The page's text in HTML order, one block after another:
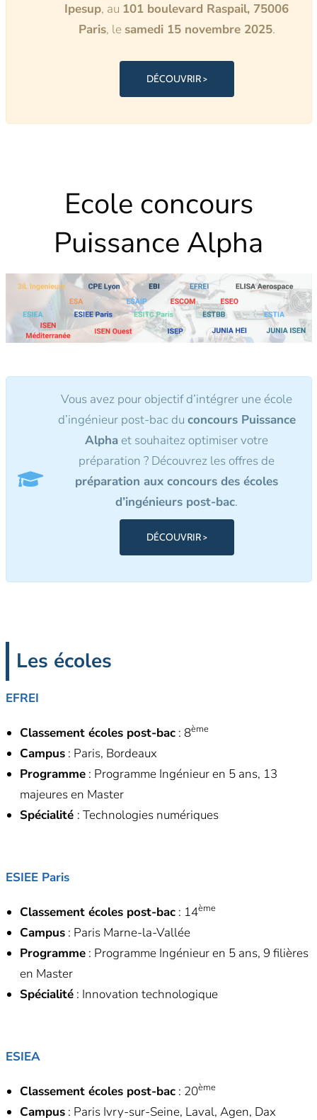
Ipesup, au 101 boulevard Raspail, 75006
Paris, le samedi 15 novembre 2025.
DÉCOUVRIR >
Ecole concours
Puissance Alpha
Vous avez pour objectif d’intégrer une école
d’ingénieur post-bac du concours Puissance
Alpha et souhaitez optimiser votre
préparation ? Découvrez les offres de
préparation aux concours des écoles
d’ingénieurs post-bac.
DÉCOUVRIR >
Les écoles
EFREI
Classement écoles post-bac: 8ème
Campus: Paris, Bordeaux
Programme: Programme Ingénieur en 5 ans, 13
majeures en Master
Spécialité : Technologies numériques
ESIEE Paris
Classement écoles post-bac: 14ème
Campus: Paris Marne-la-Vallée
Programme: Programme Ingénieur en 5 ans, 9 filières
en Master
Spécialité: Innovation technologique
ESIEA
Classement écoles post-bac: 20ème
Campus: Paris Ivry-sur-Seine, Laval, Agen, Dax